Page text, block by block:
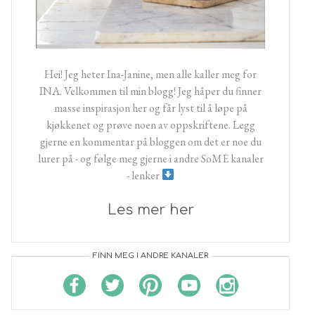
Hei! Jeg heter Ina-Janine, men alle kaller meg for
INA. Velkommen til min blogg! Jeg håper du finner
masse inspirasjon her og får lyst til å løpe på
kjøkkenet og prøve noen av oppskriftene. Legg
gjerne en kommentar på bloggen om det er noe du
lurer på - og følge meg gjerne i andre SoME kanaler
- lenker
Les mer her
FINN MEG I ANDRE KANALER